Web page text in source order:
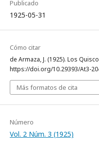
Publicado
1925-05-31
Cómo citar
de Armaza, J. (1925). Los
https://doi.org/10.29393/At3-
Más formatos de cita
Número
Vol. 2 Núm. 3 (1925)